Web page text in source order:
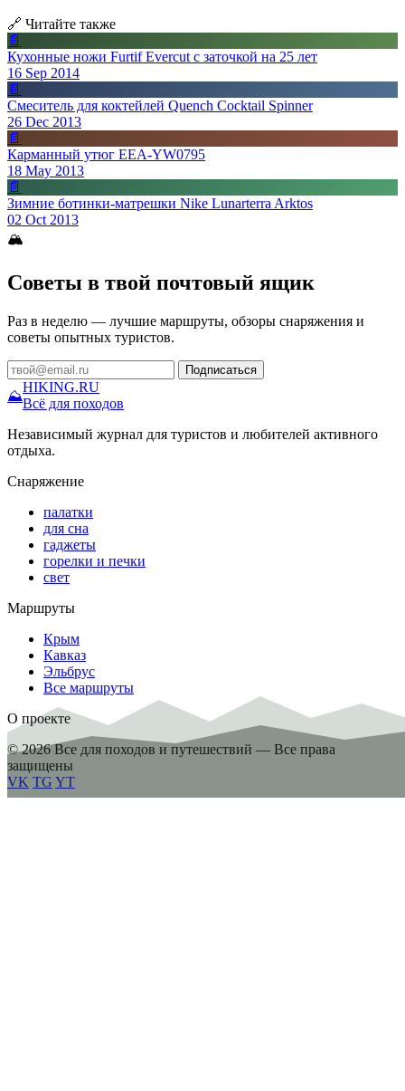
🔗 Читайте также
📄
Кухонные ножи Furtif Evercut с заточкой на 25 лет
16 Sep 2014
📄
Смеситель для коктейлей Quench Cocktail Spinner
26 Dec 2013
📄
Карманный утюг EEA-YW0795
18 May 2013
📄
Зимние ботинки-матрешки Nike Lunarterra Arktos
02 Oct 2013
🏔
Советы в твой почтовый ящик
Раз в неделю — лучшие маршруты, обзоры снаряжения и
советы опытных туристов.
Подписаться
⛰
HIKING.RU
Всё для походов
Независимый журнал для туристов и любителей активного
отдыха.
Снаряжение
палатки
для сна
гаджеты
горелки и печки
свет
Маршруты
Крым
Кавказ
Эльбрус
Все маршруты
О проекте
© 2026 Все для походов и путешествий — Все права
защищены
VK TG YT